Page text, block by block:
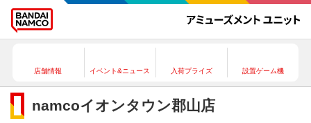
店舗情報 イベント&ニュース 入荷プライズ 設置ゲーム機
namcoイオンタウン郡山店